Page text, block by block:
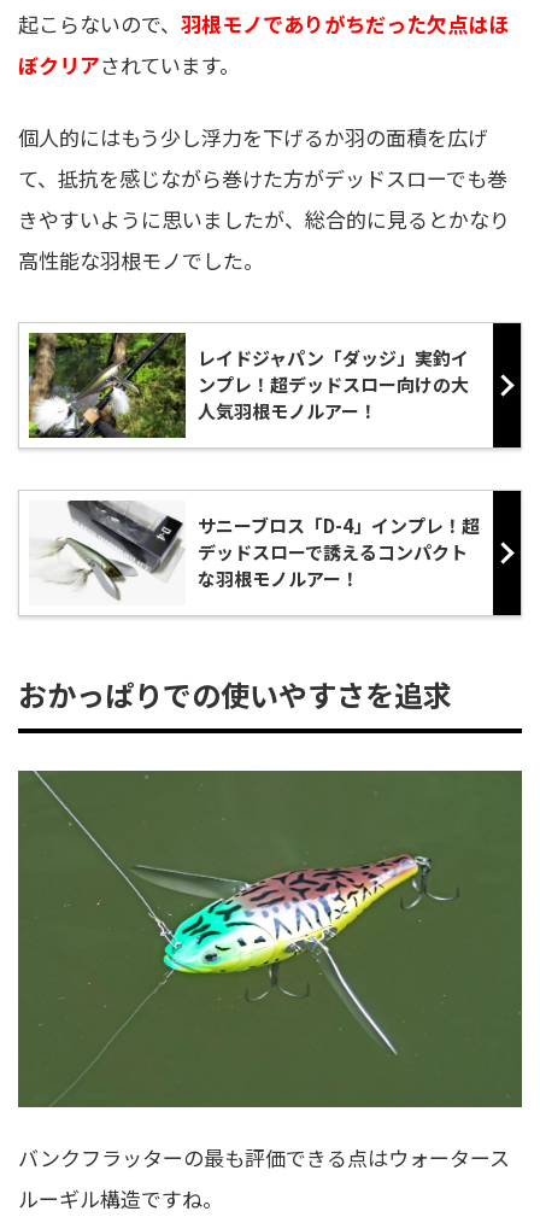
起こらないので、 羽根モノでありがちだった欠点はほ
ぼクリアされています。
個人的にはもう少し浮力を下げるか羽の面積を広げ
て、抵抗を感じながら巻けた方がデッドスローでも巻
きやすいように思いましたが、総合的に見るとかなり
高性能な羽根モノでした。
レイドジャパン「ダッジ」実釣イ
ンプレ！超デッドスロー向けの大
人気羽根モノルアー！
サニーブロス「D-4」インプレ！超
デッドスローで誘えるコンパクト
な羽根モノルアー！
おかっぱりでの使いやすさを追求
バンクフラッターの最も評価できる点はウォータース
ルーギル構造ですね。